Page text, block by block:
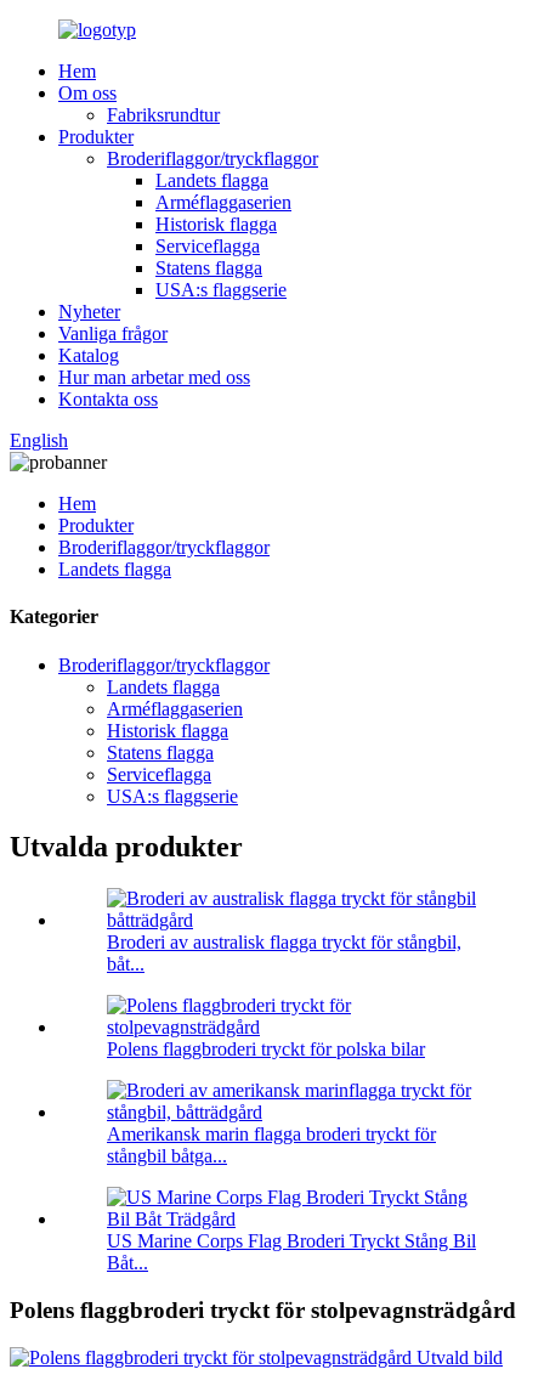
Hem
Om oss
Fabriksrundtur
Produkter
Broderiflaggor/tryckflaggor
Landets flagga
Arméflaggaserien
Historisk flagga
Serviceflagga
Statens flagga
USA:s flaggserie
Nyheter
Vanliga frågor
Katalog
Hur man arbetar med oss
Kontakta oss
English
Hem
Produkter
Broderiflaggor/tryckflaggor
Landets flagga
Kategorier
Broderiflaggor/tryckflaggor
Landets flagga
Arméflaggaserien
Historisk flagga
Statens flagga
Serviceflagga
USA:s flaggserie
Utvalda produkter
Broderi av australisk flagga tryckt för stångbil,
båt...
Polens flaggbroderi tryckt för polska bilar
Amerikansk marin flagga broderi tryckt för
stångbil båtga...
US Marine Corps Flag Broderi Tryckt Stång Bil
Båt...
Polens flaggbroderi tryckt för stolpevagnsträdgård